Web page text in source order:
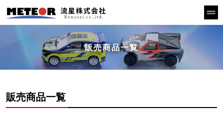
販売商品一覧
販売商品一覧